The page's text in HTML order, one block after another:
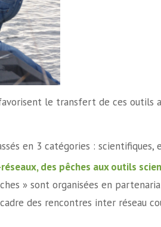
le transfert de ces outils
en 3 catégories :
des pêches aux outils
» sont organisées en
des rencontres inter réseau